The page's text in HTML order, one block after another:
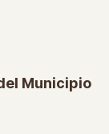
Municipio